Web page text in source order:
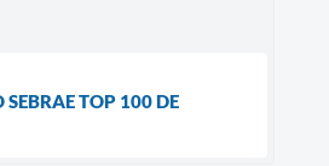
TOP 100 DE